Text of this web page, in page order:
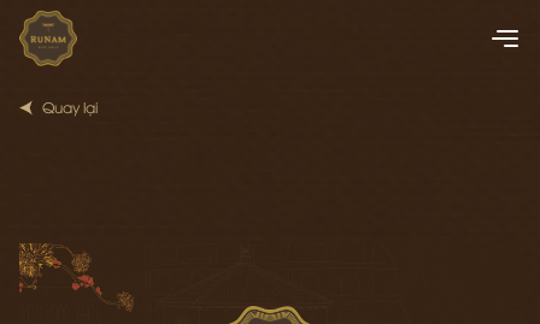
Quay lại